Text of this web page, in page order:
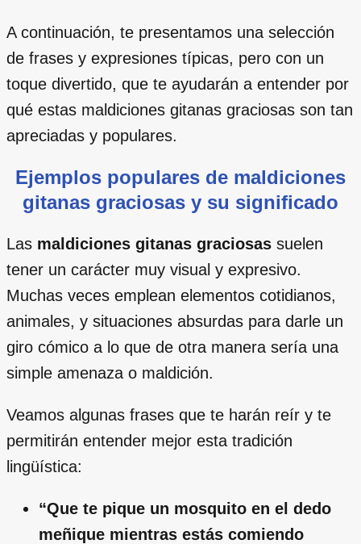
A continuación, te presentamos una selección
de frases y expresiones típicas, pero con un
toque divertido, que te ayudarán a entender por
qué estas maldiciones gitanas graciosas son tan
apreciadas y populares.
Ejemplos populares de maldiciones
gitanas graciosas y su significado
Las maldiciones gitanas graciosas suelen
tener un carácter muy visual y expresivo.
Muchas veces emplean elementos cotidianos,
animales, y situaciones absurdas para darle un
giro cómico a lo que de otra manera sería una
simple amenaza o maldición.
Veamos algunas frases que te harán reír y te
permitirán entender mejor esta tradición
lingüística:
“Que te pique un mosquito en el dedo
meñique mientras estás comiendo